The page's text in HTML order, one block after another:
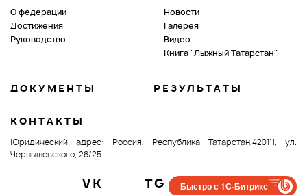
О федерации
Достижения
Руководство
ДОКУМЕНТЫ РЕЗУЛЬТАТЫ
Новости
Галерея
Видео
Книга "Лыжный Татарстан"
КОНТАКТЫ
Юридический адрес: Россия, Республика Татарстан,420111, ул.
Чернышевского, 26/25
VK TG IN
Быстро с 1С-Битрикс